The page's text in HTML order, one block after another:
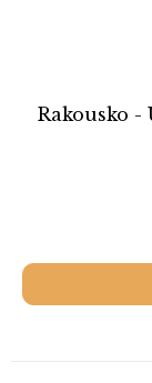
Rakousko -